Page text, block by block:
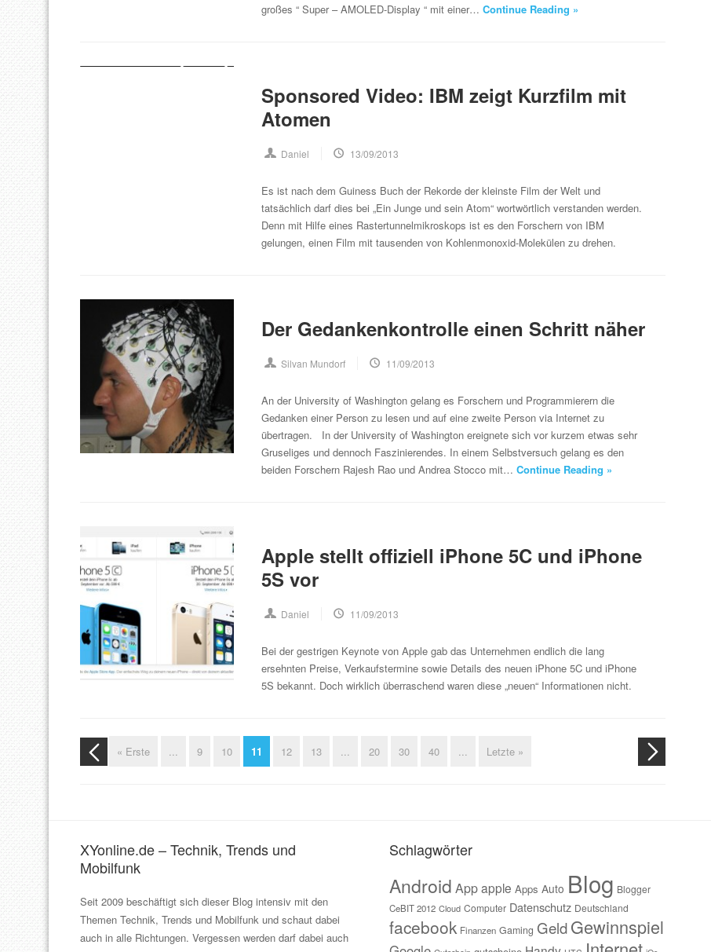
großes “ Super – AMOLED-Display “ mit einer…Continue Reading »
Sponsored Video: IBM zeigt Kurzfilm mit
Atomen
Daniel 13/09/2013
Es ist nach dem Guiness Buch der Rekorde der kleinste Film der Welt und
tatsächlich darf dies bei „Ein Junge und sein Atom“ wortwörtlich verstanden werden.
Denn mit Hilfe eines Rastertunnelmikroskops ist es den Forschern von IBM
gelungen, einen Film mit tausenden von Kohlenmonoxid-Molekülen zu drehen.
Der Gedankenkontrolle einen Schritt näher
Silvan Mundorf 11/09/2013
An der University of Washington gelang es Forschern und Programmierern die
Gedanken einer Person zu lesen und auf eine zweite Person via Internet zu
übertragen. In der University of Washington ereignete sich vor kurzem etwas sehr
Gruseliges und dennoch Faszinierendes. In einem Selbstversuch gelang es den
beiden Forschern Rajesh Rao und Andrea Stocco mit…Continue Reading »
Apple stellt offiziell iPhone 5C und iPhone
5S vor
Daniel 11/09/2013
Bei der gestrigen Keynote von Apple gab das Unternehmen endlich die lang
ersehnten Preise, Verkaufstermine sowie Details des neuen iPhone 5C und iPhone
5S bekannt. Doch wirklich überraschend waren diese „neuen“ Informationen nicht.
« Erste ... 9 10 11 12 13 ... 20 30 40 ... Letzte »
XYonline.de – Technik, Trends und
Mobilfunk
Seit 2009 beschäftigt sich dieser Blog intensiv mit den
Themen Technik, Trends und Mobilfunk und schaut dabei
auch in alle Richtungen. Vergessen werden darf dabei auch
Schlagwörter
Android Appapple Apps Auto Blog Blogger
CeBIT 2012 Cloud Computer Datenschutz Deutschland
facebook Finanzen Gaming GeldGewinnspiel